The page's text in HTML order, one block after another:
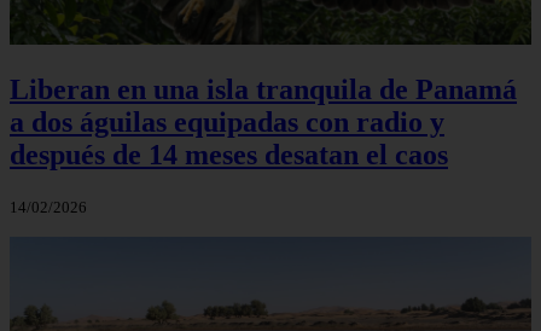
Liberan en una isla tranquila de Panamá
a dos águilas equipadas con radio y
después de 14 meses desatan el caos
14/02/2026